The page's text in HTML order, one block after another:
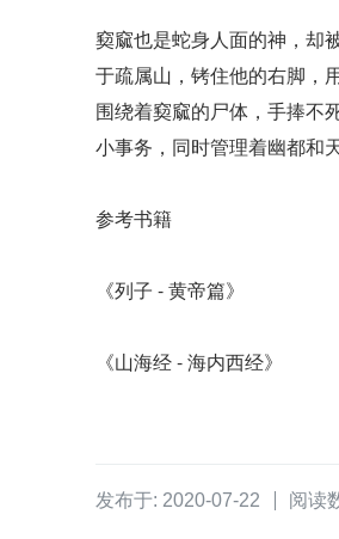
窫窳也是蛇身人面的神，却
于疏属山，铐住他的右脚，
围绕着窫窳的尸体，手捧不
小事务，同时管理着幽都和
参考书籍
《列子 - 黄帝篇》
《山海经 - 海内西经》
发布于: 2020-07-22 阅读